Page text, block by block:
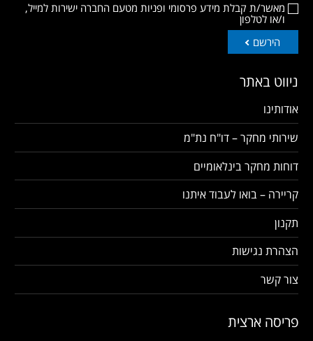
מאשר/ת קבלת מידע פרסומי ופניות מטעם החברה ישירות למייל,
ו/או לטלפון
הירשם
ניווט באתר
אודותינו
שירותי מחקר – דו"ח נת"מ
דוחות מחקר בינלאומיים
קריירה – בואו לעבוד איתנו
תקנון
הצהרת נגישות
צור קשר
פריסה ארצית